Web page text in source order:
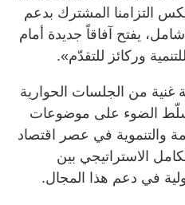
التزامنا المشترك بدعم
يفتح آفاقاً جديدة أمام
وركائز للتقدّم».
من الجلسات الحوارية
تُسلّط الضوء على موضوعات
والتنموية في عصر اقتصاد
الاستراتيجي بين
في دعم هذا المجال.